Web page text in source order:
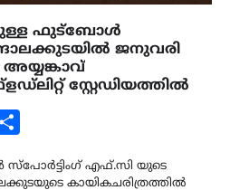
ഫുട്ബോൾ
ജനുവരി
സ്റ്റേഡിയത്തിൽ
സ്പോർട്ടിംഗ് എഫ്.സി യുടെ
കായികചരിത്രത്തിൽ